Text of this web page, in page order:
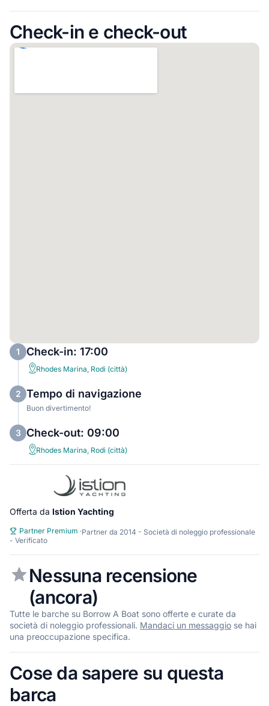
Check-in e check-out
1 Check-in: 17:00
Rhodes Marina, Rodi (città)
2 Tempo di navigazione
Buon divertimento!
3 Check-out: 09:00
Rhodes Marina, Rodi (città)
Offerta da Istion Yachting
Partner Premium ·Partner da 2014 - Società di noleggio professionale
- Verificato
Nessuna recensione
(ancora)
Tutte le barche su Borrow A Boat sono offerte e curate da
società di noleggio professionali. Mandaci un messaggio se hai
una preoccupazione specifica.
Cose da sapere su questa
barca